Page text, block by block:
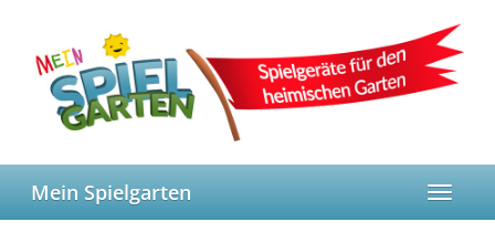
content
Toggle
Mein Spielgarten